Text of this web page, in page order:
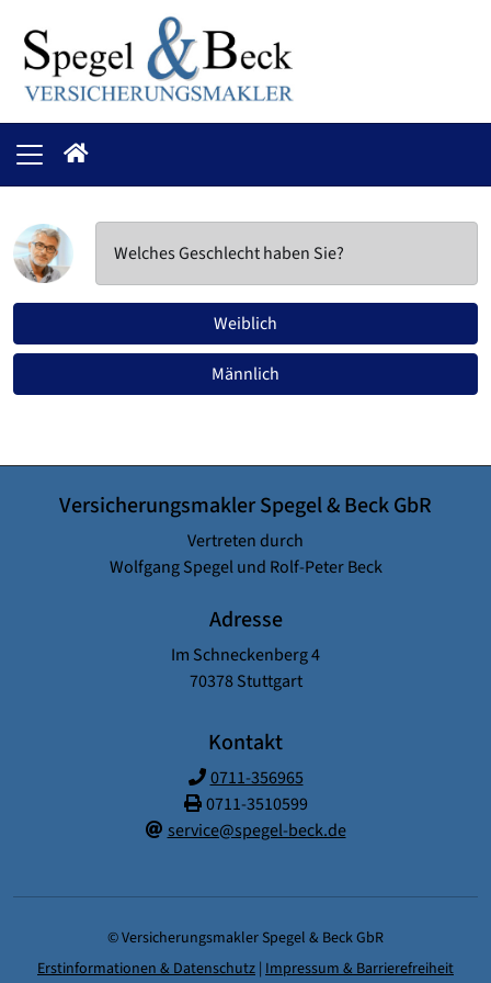
Welches Geschlecht haben Sie?
Weiblich
Männlich
Versicherungsmakler Spegel & Beck GbR
Vertreten durch
Wolfgang Spegel und Rolf-Peter Beck
Adresse
Im Schneckenberg 4
70378 Stuttgart
Kontakt
0711-356965
0711-3510599
service@spegel-beck.de
© Versicherungsmakler Spegel & Beck GbR
Erstinformationen & Datenschutz | Impressum & Barrierefreiheit